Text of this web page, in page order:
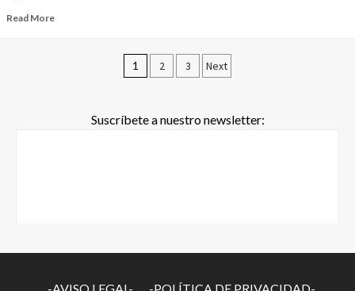
Read More
1 2 3 Next
Suscríbete a nuestro newsletter: